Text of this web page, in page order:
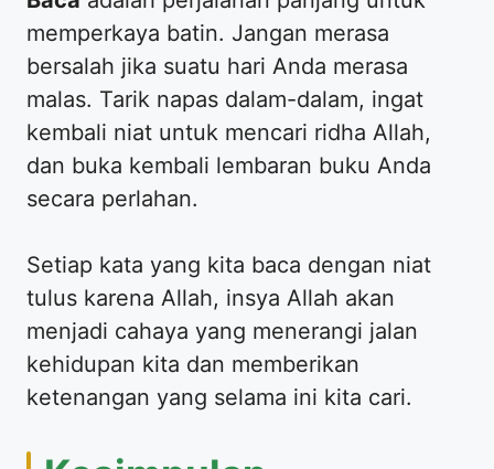
memperkaya batin. Jangan merasa
bersalah jika suatu hari Anda merasa
malas. Tarik napas dalam-dalam, ingat
kembali niat untuk mencari ridha Allah,
dan buka kembali lembaran buku Anda
secara perlahan.
​Setiap kata yang kita baca dengan niat
tulus karena Allah, insya Allah akan
menjadi cahaya yang menerangi jalan
kehidupan kita dan memberikan
ketenangan yang selama ini kita cari.